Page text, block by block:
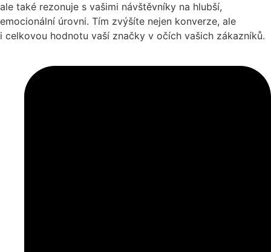
ale také rezonuje s vašimi návštěvníky na hlubší,
emocionální úrovni. Tím zvýšíte nejen konverze, ale
i celkovou hodnotu vaší značky v očích vašich zákazníků.